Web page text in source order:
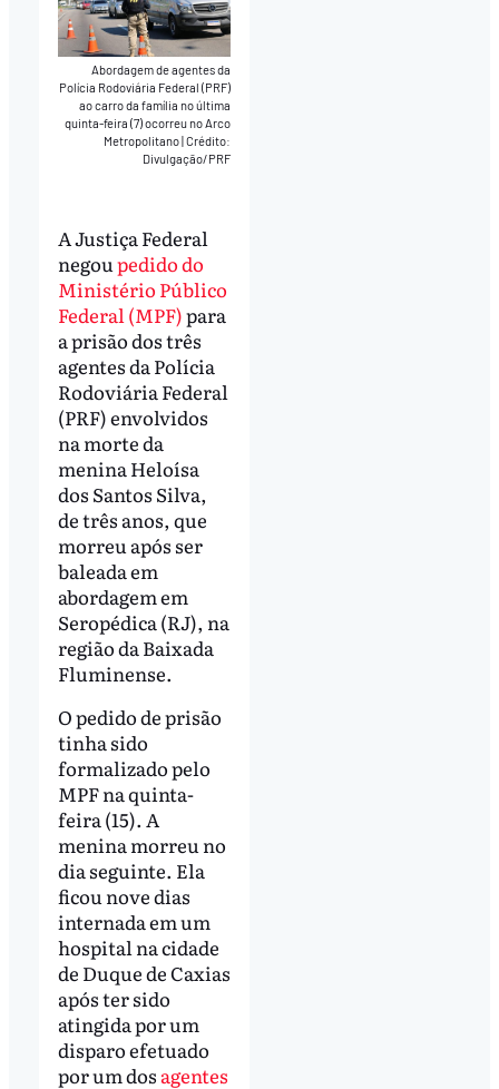
Abordagem de agentes da
Polícia Rodoviária Federal (PRF)
ao carro da família no última
quinta-feira (7) ocorreu no Arco
Metropolitano|Crédito:
Divulgação/PRF
A Justiça Federal
negou pedido do
Ministério Público
Federal (MPF)para
a prisão dos três
agentes da Polícia
Rodoviária Federal
(PRF) envolvidos
na morte da
menina Heloísa
dos Santos Silva,
de três anos, que
morreu após ser
baleada em
abordagem em
Seropédica (RJ), na
região da Baixada
Fluminense.
O pedido de prisão
tinha sido
formalizado pelo
MPF na quinta-
feira (15). A
menina morreu no
dia seguinte. Ela
ficou nove dias
internada em um
hospital na cidade
de Duque de Caxias
após ter sido
atingida por um
disparo efetuado
por um dos agentes